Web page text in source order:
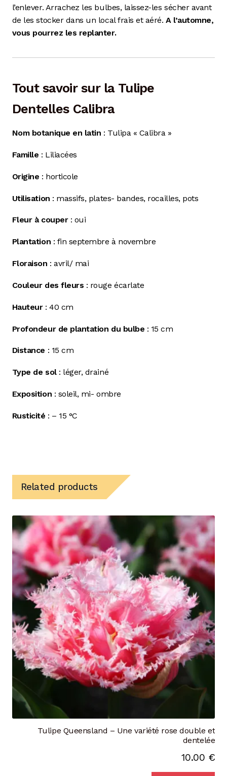
l’enlever. Arrachez les bulbes, laissez-les sécher avant
de les stocker dans un local frais et aéré.A l’automne,
vous pourrez les replanter.
Tout savoir sur la Tulipe
Dentelles Calibra
Nom botanique en latin : Tulipa « Calibra »
Famille : Liliacées
Origine : horticole
Utilisation : massifs, plates- bandes, rocailles, pots
Fleur à couper : oui
Plantation : fin septembre à novembre
Floraison : avril/ mai
Couleur des fleurs : rouge écarlate
Hauteur : 40 cm
Profondeur de plantation du bulbe : 15 cm
Distance : 15 cm
Type de sol : léger, drainé
Exposition : soleil, mi- ombre
Rusticité : – 15 °C
Related products
Tulipe Queensland – Une variété rose double et
dentelée
10.00 €